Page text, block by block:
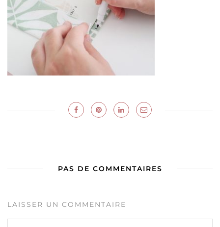
PAS DE COMMENTAIRES
LAISSER UN COMMENTAIRE